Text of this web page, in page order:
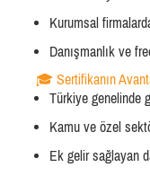
Kurumsal
Danışmanlık ve
🎓 Sertifikanın
Türkiye genelinde
Kamu ve özel
Ek gelir sağlayan